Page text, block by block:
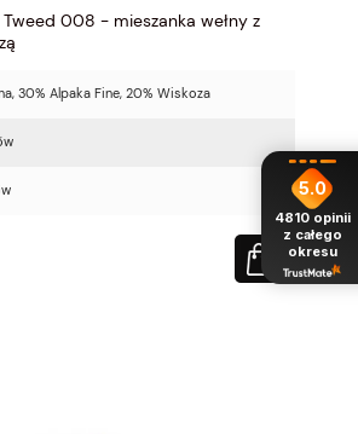
Tweed 008 - mieszanka wełny z
30% Alpaka Fine, 20% Wiskoza
5.0
4810 opinii
z całego
okresu